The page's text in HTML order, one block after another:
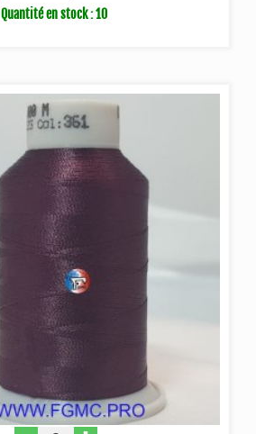
Quantité en stock : 10